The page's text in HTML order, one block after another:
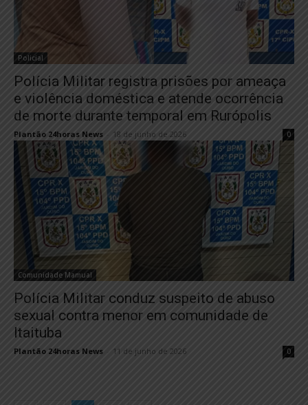
Policial
Polícia Militar registra prisões por ameaça
e violência doméstica e atende ocorrência
de morte durante temporal em Rurópolis
Plantão 24horas News 18 de junho de 2026 0
Comunidade Mamual
Polícia Militar conduz suspeito de abuso
sexual contra menor em comunidade de
Itaituba
Plantão 24horas News 11 de junho de 2026 0